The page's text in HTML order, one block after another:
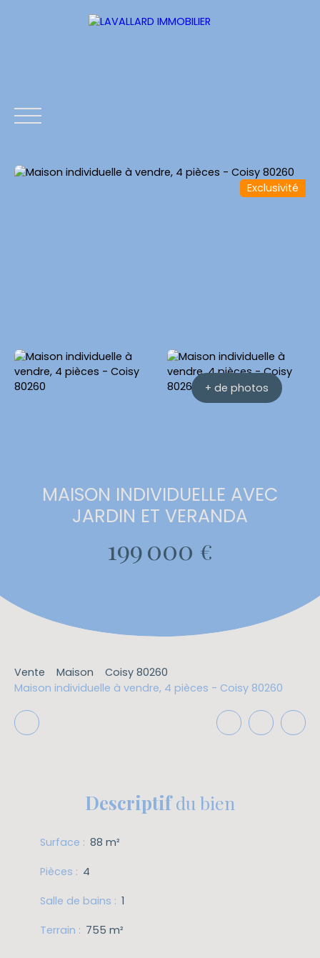
CONTACTS
Exclusivité
+ de photos
MAISON INDIVIDUELLE AVEC
JARDIN ET VERANDA
199 000 €
Vente Maison
Coisy 80260
Maison individuelle à vendre, 4 pièces - Coisy 80260
Descriptifdu bien
Surface : 88 m²
Pièces : 4
Salle de bains : 1
Terrain : 755 m²